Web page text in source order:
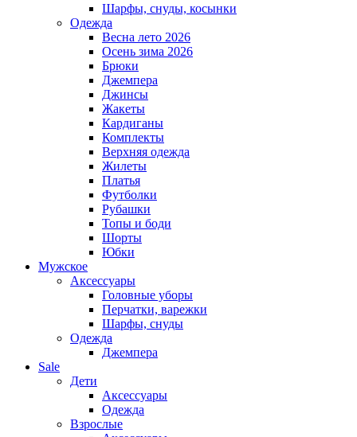
Шарфы, снуды, косынки
Одежда
Весна лето 2026
Осень зима 2026
Брюки
Джемпера
Джинсы
Жакеты
Кардиганы
Комплекты
Верхняя одежда
Жилеты
Платья
Футболки
Рубашки
Топы и боди
Шорты
Юбки
Мужское
Аксессуары
Головные уборы
Перчатки, варежки
Шарфы, снуды
Одежда
Джемпера
Sale
Дети
Аксессуары
Одежда
Взрослые